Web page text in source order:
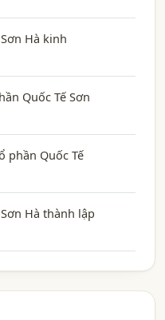
Hà kinh
Quốc Tế Sơn
phần Quốc Tế
Hà thành lập